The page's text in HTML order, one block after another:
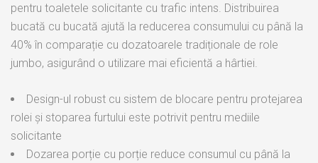
pentru toaletele solicitante cu trafic intens. Distribuirea
bucată cu bucată ajută la reducerea consumului cu până la
40% în comparație cu dozatoarele tradiționale de role
jumbo, asigurând o utilizare mai eficientă a hârtiei.
Design-ul robust cu sistem de blocare pentru protejarea
rolei și stoparea furtului este potrivit pentru mediile
solicitante
Dozarea porție cu porție reduce consumul cu până la